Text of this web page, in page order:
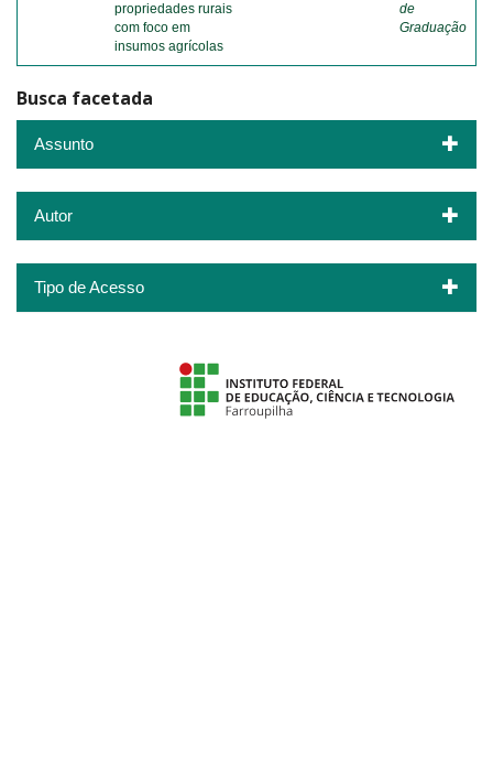
propriedades rurais
com foco em
insumos agrícolas
de
Graduação
Busca facetada
Assunto
Autor
Tipo de Acesso